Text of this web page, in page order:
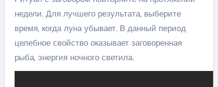
недели. Для лучшего результата, выберите
время, когда луна убывает. В данный период
целебное свойство оказывает заговоренная
рыба, энергия ночного светила.